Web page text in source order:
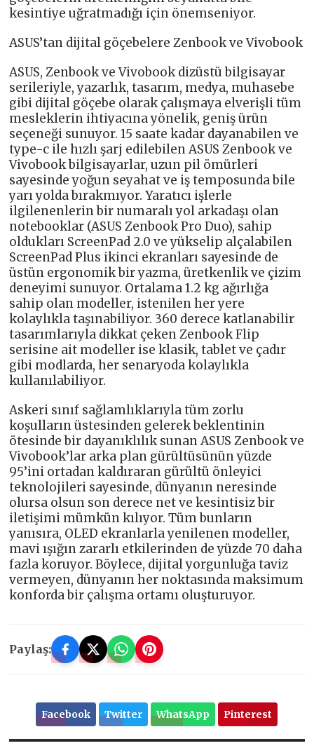
kesintiye uğratmadığı için önemseniyor.
ASUS’tan dijital göçebelere Zenbook ve Vivobook
ASUS, Zenbook ve Vivobook dizüstü bilgisayar
serileriyle, yazarlık, tasarım, medya, muhasebe
gibi dijital göçebe olarak çalışmaya elverişli tüm
mesleklerin ihtiyacına yönelik, geniş ürün
seçeneği sunuyor. 15 saate kadar dayanabilen ve
type-c ile hızlı şarj edilebilen ASUS Zenbook ve
Vivobook bilgisayarlar, uzun pil ömürleri
sayesinde yoğun seyahat ve iş temposunda bile
yarı yolda bırakmıyor. Yaratıcı işlerle
ilgilenenlerin bir numaralı yol arkadaşı olan
notebooklar (ASUS Zenbook Pro Duo), sahip
oldukları ScreenPad 2.0 ve yükselip alçalabilen
ScreenPad Plus ikinci ekranları sayesinde de
üstün ergonomik bir yazma, üretkenlik ve çizim
deneyimi sunuyor. Ortalama 1.2 kg ağırlığa
sahip olan modeller, istenilen her yere
kolaylıkla taşınabiliyor. 360 derece katlanabilir
tasarımlarıyla dikkat çeken Zenbook Flip
serisine ait modeller ise klasik, tablet ve çadır
gibi modlarda, her senaryoda kolaylıkla
kullanılabiliyor.
Askeri sınıf sağlamlıklarıyla tüm zorlu
koşulların üstesinden gelerek beklentinin
ötesinde bir dayanıklılık sunan ASUS Zenbook ve
Vivobook’lar arka plan gürültüsünün yüzde
95’ini ortadan kaldıraran gürültü önleyici
teknolojileri sayesinde, dünyanın neresinde
olursa olsun son derece net ve kesintisiz bir
iletişimi mümkün kılıyor. Tüm bunların
yanısıra, OLED ekranlarla yenilenen modeller,
mavi ışığın zararlı etkilerinden de yüzde 70 daha
fazla koruyor. Böylece, dijital yorgunluğa taviz
vermeyen, dünyanın her noktasında maksimum
konforda bir çalışma ortamı oluşturuyor.
Paylaş:
Facebook Twitter WhatsApp Pinterest